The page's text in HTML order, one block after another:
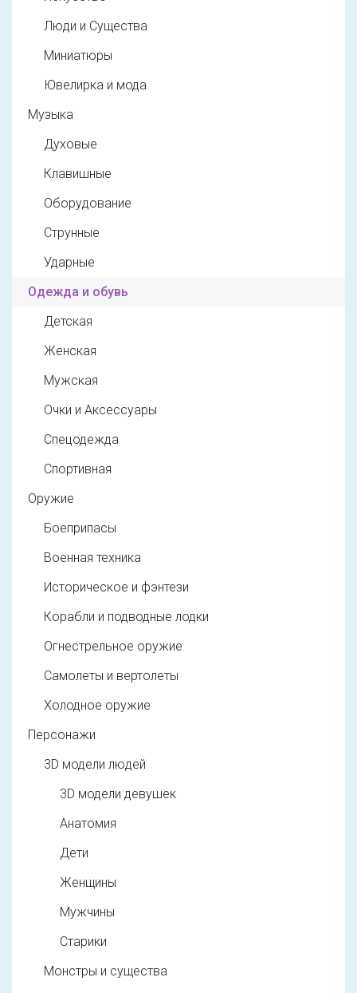
Люди и Существа
Миниатюры
Ювелирка и мода
Музыка
Духовые
Клавишные
Оборудование
Струнные
Ударные
Одежда и обувь
Детская
Женская
Мужская
Очки и Аксессуары
Спецодежда
Спортивная
Оружие
Боеприпасы
Военная техника
Историческое и фэнтези
Корабли и подводные лодки
Огнестрельное оружие
Самолеты и вертолеты
Холодное оружие
Персонажи
3D модели людей
3D модели девушек
Анатомия
Дети
Женщины
Мужчины
Старики
Монстры и существа